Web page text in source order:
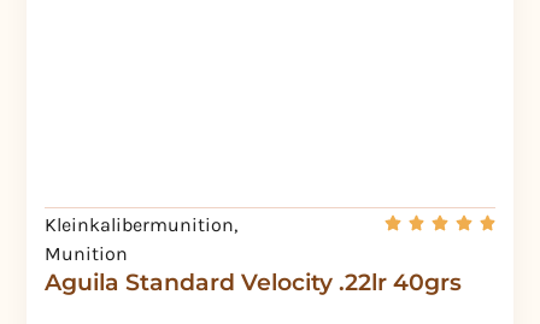
Aguila Standard Velocity .22lr 40grs
Kleinkalibermunition,
Munition